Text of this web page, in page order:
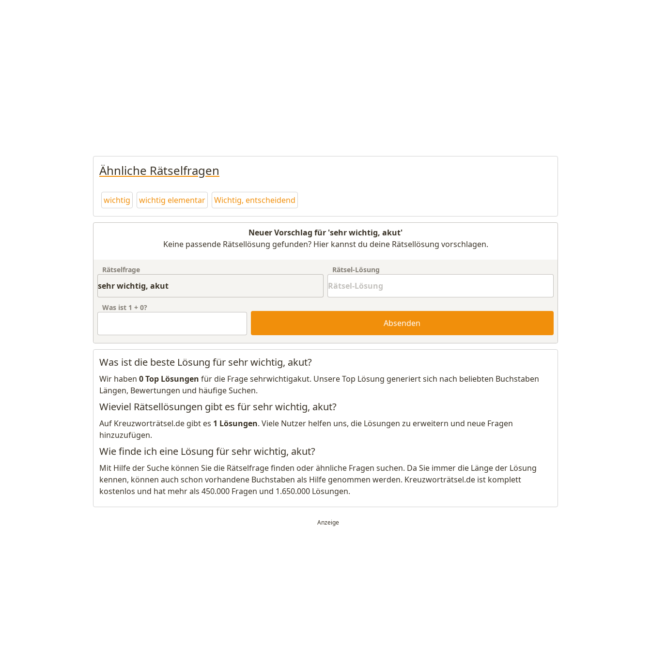
Ähnliche Rätselfragen
wichtig wichtig elementar Wichtig, entscheidend
Neuer Vorschlag für 'sehr wichtig, akut'
Keine passende Rätsellösung gefunden? Hier kannst du deine Rätsellösung vorschlagen.
Rätselfrage Rätsel-Lösung
Was ist 1 + 0?
Absenden
Was ist die beste Lösung für sehr wichtig, akut?
Wir haben 0 Top Lösungen für die Frage sehrwichtigakut. Unsere Top Lösung generiert sich nach beliebten Buchstaben
Längen, Bewertungen und häufige Suchen.
Wieviel Rätsellösungen gibt es für sehr wichtig, akut?
Auf Kreuzworträtsel.de gibt es 1 Lösungen. Viele Nutzer helfen uns, die Lösungen zu erweitern und neue Fragen
hinzuzufügen.
Wie finde ich eine Lösung für sehr wichtig, akut?
Mit Hilfe der Suche können Sie die Rätselfrage finden oder ähnliche Fragen suchen. Da Sie immer die Länge der Lösung
kennen, können auch schon vorhandene Buchstaben als Hilfe genommen werden. Kreuzworträtsel.de ist komplett
kostenlos und hat mehr als 450.000 Fragen und 1.650.000 Lösungen.